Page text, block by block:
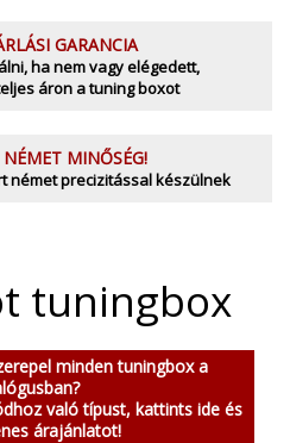
GARANCIA
ha nem vagy elégedett,
áron a tuning boxot
MINŐSÉG!
német precizitással készülnek
tuningbox
minden tuningbox a
való típust, kattints ide és
árajánlatot!